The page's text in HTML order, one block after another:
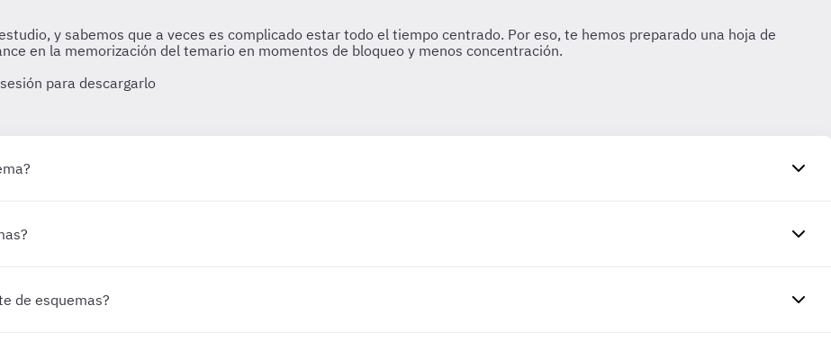
y sabemos que a veces es complicado estar todo el tiempo centrado. Por eso, te hemos preparado una hoja de
en la memorización del temario en momentos de bloqueo y menos concentración.
para descargarlo
de esquemas?